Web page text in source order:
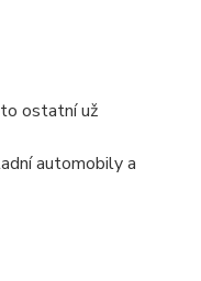
ostatní už
automobily a